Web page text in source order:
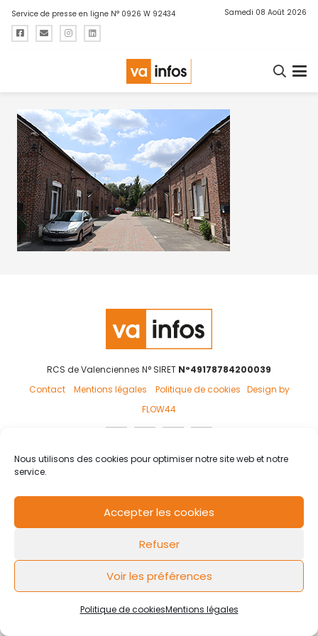
Nous utilisons des cookies pour optimiser notre site web et notre
service.
Accepter les cookies
Refuser
Voir les préférences
Politique de cookiesMentions légales
Service de presse en ligne N° 0926 W 92434 Samedi 08 Août 2026
RCS de Valenciennes N° SIRET N°49178784200039
Contact
Mentions légales Politique de cookies Design by
FLOW44